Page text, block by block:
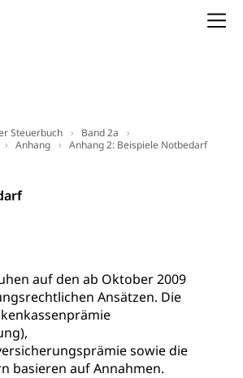
Steuerbuch
Band 2a
Anhang Anhang 2: Beispiele Notbedarf
auf den ab Oktober 2009
Ansätzen. Die
sowie die
basieren auf Annahmen.